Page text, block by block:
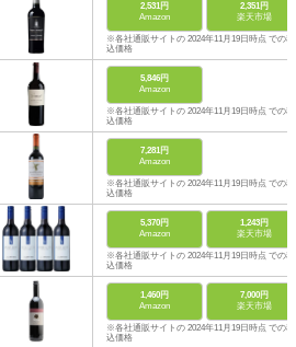
2,531円
Amazon
2,351円
楽天市場
※各社通販サイトの 2024年11月19日時点 での税
込価格
5,846円
Amazon
※各社通販サイトの 2024年11月19日時点 での税
込価格
7,281円
Amazon
※各社通販サイトの 2024年11月19日時点 での税
込価格
5,370円
Amazon
1,243円
楽天市場
※各社通販サイトの 2024年11月19日時点 での税
込価格
1,460円
Amazon
7,000円
楽天市場
※各社通販サイトの 2024年11月19日時点 での税
込価格